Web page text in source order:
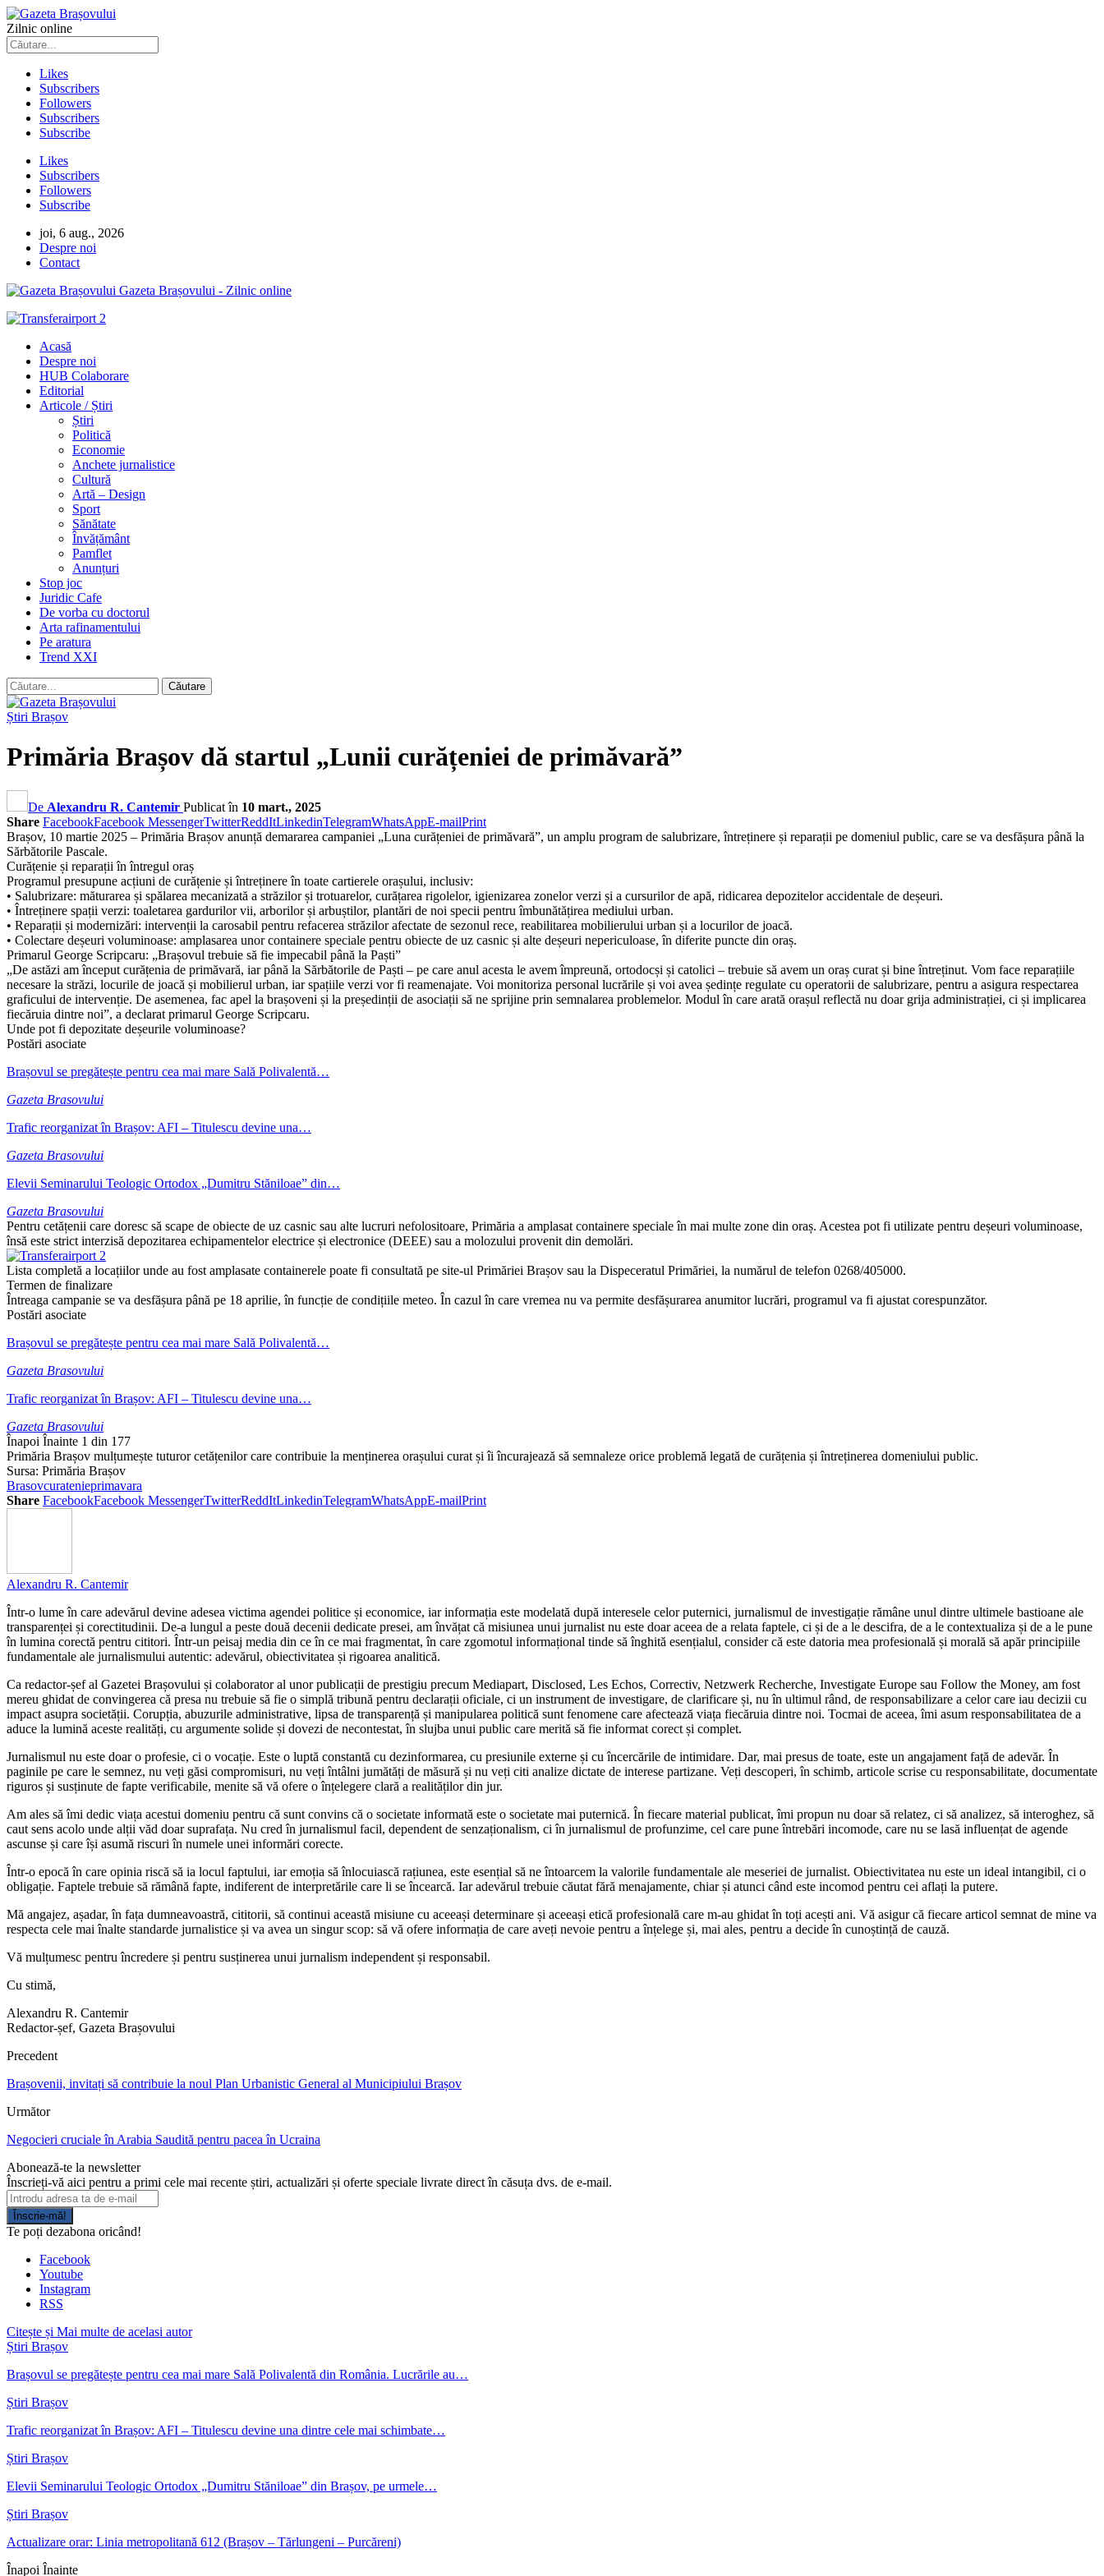
Zilnic online
Likes
Subscribers
Followers
Subscribers
Subscribe
Likes
Subscribers
Followers
Subscribe
joi, 6 aug., 2026
Despre noi
Contact
Gazeta Brașovului - Zilnic online
Acasă
Despre noi
HUB Colaborare
Editorial
Articole / Știri
Știri
Politică
Economie
Anchete jurnalistice
Cultură
Artă – Design
Sport
Sănătate
Învățământ
Pamflet
Anunțuri
Stop joc
Juridic Cafe
De vorba cu doctorul
Arta rafinamentului
Pe aratura
Trend XXI
Știri Brașov
Primăria Brașov dă startul „Lunii curățeniei de primăvară”
De Alexandru R. Cantemir Publicat în 10 mart., 2025
Share FacebookFacebook MessengerTwitterReddItLinkedinTelegramWhatsAppE-mailPrint
Brașov, 10 martie 2025 – Primăria Brașov anunță demararea campaniei „Luna curățeniei de primăvară”, un amplu program de salubrizare, întreținere și reparații pe domeniul public, care se va desfășura până la
Sărbătorile Pascale.
Curățenie și reparații în întregul oraș
Programul presupune acțiuni de curățenie și întreținere în toate cartierele orașului, inclusiv:
• Salubrizare: măturarea și spălarea mecanizată a străzilor și trotuarelor, curățarea rigolelor, igienizarea zonelor verzi și a cursurilor de apă, ridicarea depozitelor accidentale de deșeuri.
• Întreținere spații verzi: toaletarea gardurilor vii, arborilor și arbuștilor, plantări de noi specii pentru îmbunătățirea mediului urban.
• Reparații și modernizări: intervenții la carosabil pentru refacerea străzilor afectate de sezonul rece, reabilitarea mobilierului urban și a locurilor de joacă.
• Colectare deșeuri voluminoase: amplasarea unor containere speciale pentru obiecte de uz casnic și alte deșeuri nepericuloase, în diferite puncte din oraș.
Primarul George Scripcaru: „Brașovul trebuie să fie impecabil până la Paști”
„De astăzi am început curățenia de primăvară, iar până la Sărbătorile de Paști – pe care anul acesta le avem împreună, ortodocși și catolici – trebuie să avem un oraș curat și bine întreținut. Vom face reparațiile
necesare la străzi, locurile de joacă și mobilierul urban, iar spațiile verzi vor fi reamenajate. Voi monitoriza personal lucrările și voi avea ședințe regulate cu operatorii de salubrizare, pentru a asigura respectarea
graficului de intervenție. De asemenea, fac apel la brașoveni și la președinții de asociații să ne sprijine prin semnalarea problemelor. Modul în care arată orașul reflectă nu doar grija administrației, ci și implicarea
fiecăruia dintre noi”, a declarat primarul George Scripcaru.
Unde pot fi depozitate deșeurile voluminoase?
Postări asociate
Brașovul se pregătește pentru cea mai mare Sală Polivalentă…
Gazeta Brasovului
Trafic reorganizat în Brașov: AFI – Titulescu devine una…
Gazeta Brasovului
Elevii Seminarului Teologic Ortodox „Dumitru Stăniloae” din…
Gazeta Brasovului
Pentru cetățenii care doresc să scape de obiecte de uz casnic sau alte lucruri nefolositoare, Primăria a amplasat containere speciale în mai multe zone din oraș. Acestea pot fi utilizate pentru deșeuri voluminoase,
însă este strict interzisă depozitarea echipamentelor electrice și electronice (DEEE) sau a molozului provenit din demolări.
Lista completă a locațiilor unde au fost amplasate containerele poate fi consultată pe site-ul Primăriei Brașov sau la Dispeceratul Primăriei, la numărul de telefon 0268/405000.
Termen de finalizare
Întreaga campanie se va desfășura până pe 18 aprilie, în funcție de condițiile meteo. În cazul în care vremea nu va permite desfășurarea anumitor lucrări, programul va fi ajustat corespunzător.
Postări asociate
Brașovul se pregătește pentru cea mai mare Sală Polivalentă…
Gazeta Brasovului
Trafic reorganizat în Brașov: AFI – Titulescu devine una…
Gazeta Brasovului
Înapoi Înainte 1 din 177
Primăria Brașov mulțumește tuturor cetățenilor care contribuie la menținerea orașului curat și îi încurajează să semnaleze orice problemă legată de curățenia și întreținerea domeniului public.
Sursa: Primăria Brașov
Brasovcuratenieprimavara
Share FacebookFacebook MessengerTwitterReddItLinkedinTelegramWhatsAppE-mailPrint
Alexandru R. Cantemir
Într-o lume în care adevărul devine adesea victima agendei politice și economice, iar informația este modelată după interesele celor puternici, jurnalismul de investigație rămâne unul dintre ultimele bastioane ale
transparenței și corectitudinii. De-a lungul a peste două decenii dedicate presei, am învățat că misiunea unui jurnalist nu este doar aceea de a relata faptele, ci și de a le descifra, de a le contextualiza și de a le pune
în lumina corectă pentru cititori. Într-un peisaj media din ce în ce mai fragmentat, în care zgomotul informațional tinde să înghită esențialul, consider că este datoria mea profesională și morală să apăr principiile
fundamentale ale jurnalismului autentic: adevărul, obiectivitatea și rigoarea analitică.
Ca redactor-șef al Gazetei Brașovului și colaborator al unor publicații de prestigiu precum Mediapart, Disclosed, Les Echos, Correctiv, Netzwerk Recherche, Investigate Europe sau Follow the Money, am fost
mereu ghidat de convingerea că presa nu trebuie să fie o simplă tribună pentru declarații oficiale, ci un instrument de investigare, de clarificare și, nu în ultimul rând, de responsabilizare a celor care iau decizii cu
impact asupra societății. Corupția, abuzurile administrative, lipsa de transparență și manipularea politică sunt fenomene care afectează viața fiecăruia dintre noi. Tocmai de aceea, îmi asum responsabilitatea de a
aduce la lumină aceste realități, cu argumente solide și dovezi de necontestat, în slujba unui public care merită să fie informat corect și complet.
Jurnalismul nu este doar o profesie, ci o vocație. Este o luptă constantă cu dezinformarea, cu presiunile externe și cu încercările de intimidare. Dar, mai presus de toate, este un angajament față de adevăr. În
paginile pe care le semnez, nu veți găsi compromisuri, nu veți întâlni jumătăți de măsură și nu veți citi analize dictate de interese partizane. Veți descoperi, în schimb, articole scrise cu responsabilitate, documentate
riguros și susținute de fapte verificabile, menite să vă ofere o înțelegere clară a realităților din jur.
Am ales să îmi dedic viața acestui domeniu pentru că sunt convins că o societate informată este o societate mai puternică. În fiecare material publicat, îmi propun nu doar să relatez, ci să analizez, să interoghez, să
caut sens acolo unde alții văd doar suprafața. Nu cred în jurnalismul facil, dependent de senzaționalism, ci în jurnalismul de profunzime, cel care pune întrebări incomode, care nu se lasă influențat de agende
ascunse și care își asumă riscuri în numele unei informări corecte.
Într-o epocă în care opinia riscă să ia locul faptului, iar emoția să înlocuiască rațiunea, este esențial să ne întoarcem la valorile fundamentale ale meseriei de jurnalist. Obiectivitatea nu este un ideal intangibil, ci o
obligație. Faptele trebuie să rămână fapte, indiferent de interpretările care li se încearcă. Iar adevărul trebuie căutat fără menajamente, chiar și atunci când este incomod pentru cei aflați la putere.
Mă angajez, așadar, în fața dumneavoastră, cititorii, să continui această misiune cu aceeași determinare și aceeași etică profesională care m-au ghidat în toți acești ani. Vă asigur că fiecare articol semnat de mine va
respecta cele mai înalte standarde jurnalistice și va avea un singur scop: să vă ofere informația de care aveți nevoie pentru a înțelege și, mai ales, pentru a decide în cunoștință de cauză.
Vă mulțumesc pentru încredere și pentru susținerea unui jurnalism independent și responsabil.
Cu stimă,
Alexandru R. Cantemir
Redactor-șef, Gazeta Brașovului
Precedent
Brașovenii, invitați să contribuie la noul Plan Urbanistic General al Municipiului Brașov
Următor
Negocieri cruciale în Arabia Saudită pentru pacea în Ucraina
Abonează-te la newsletter
Înscrieți-vă aici pentru a primi cele mai recente știri, actualizări și oferte speciale livrate direct în căsuța dvs. de e-mail.
Înscrie-mă!
Te poți dezabona oricând!
Facebook
Youtube
Instagram
RSS
Citește și Mai multe de acelasi autor
Știri Brașov
Brașovul se pregătește pentru cea mai mare Sală Polivalentă din România. Lucrările au…
Știri Brașov
Trafic reorganizat în Brașov: AFI – Titulescu devine una dintre cele mai schimbate…
Știri Brașov
Elevii Seminarului Teologic Ortodox „Dumitru Stăniloae” din Brașov, pe urmele…
Știri Brașov
Actualizare orar: Linia metropolitană 612 (Brașov – Tărlungeni – Purcăreni)
Înapoi Înainte